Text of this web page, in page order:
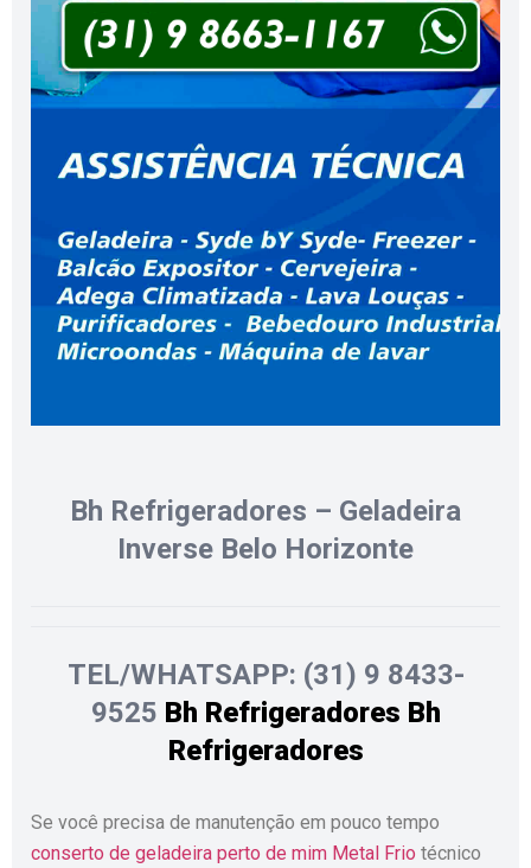
Bh Refrigeradores – Geladeira
Inverse Belo Horizonte
TEL/WHATSAPP: (31) 9 8433-
9525 Bh Refrigeradores Bh
Refrigeradores
Se você precisa de manutenção em pouco tempo
conserto de geladeira perto de mim Metal Frio técnico